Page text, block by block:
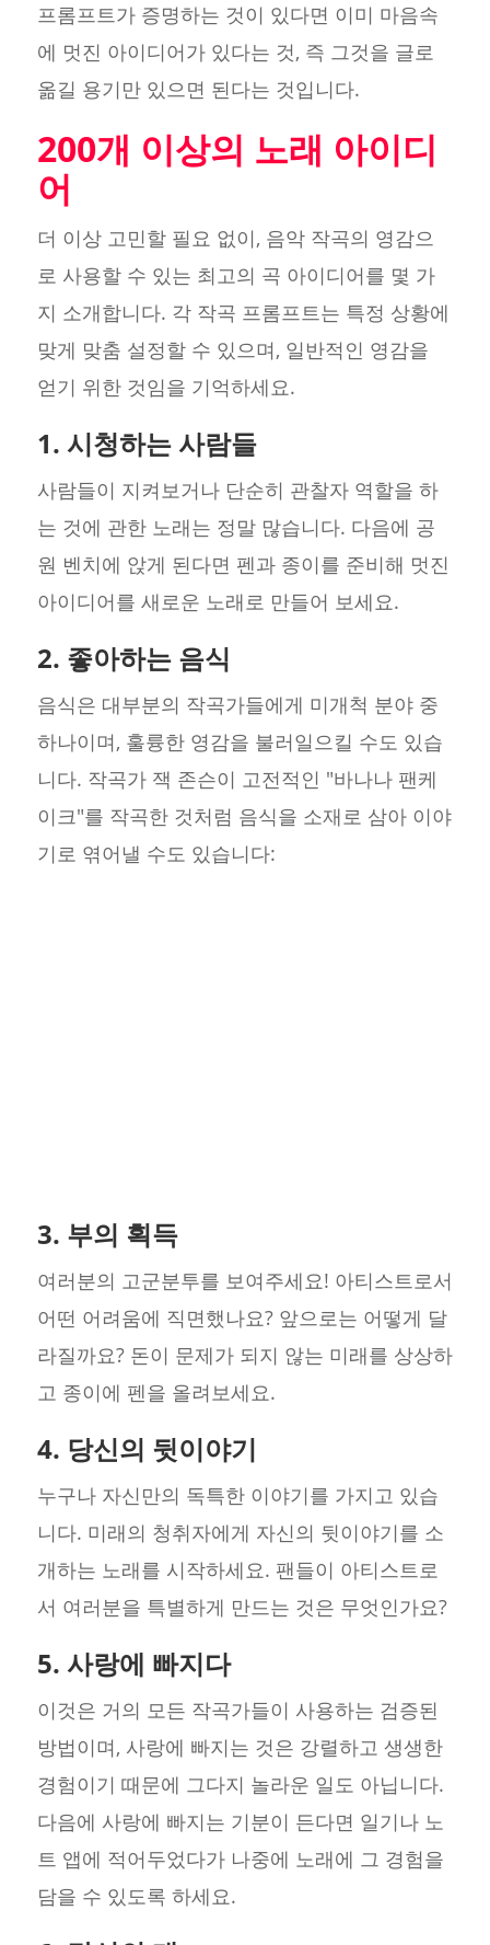
프롬프트가 증명하는 것이 있다면 이미 마음속
에 멋진 아이디어가 있다는 것, 즉 그것을 글로
옮길 용기만 있으면 된다는 것입니다.
200개 이상의 노래 아이디
어
더 이상 고민할 필요 없이, 음악 작곡의 영감으
로 사용할 수 있는 최고의 곡 아이디어를 몇 가
지 소개합니다. 각 작곡 프롬프트는 특정 상황에
맞게 맞춤 설정할 수 있으며, 일반적인 영감을
얻기 위한 것임을 기억하세요.
1. 시청하는 사람들
사람들이 지켜보거나 단순히 관찰자 역할을 하
는 것에 관한 노래는 정말 많습니다. 다음에 공
원 벤치에 앉게 된다면 펜과 종이를 준비해 멋진
아이디어를 새로운 노래로 만들어 보세요.
2. 좋아하는 음식
음식은 대부분의 작곡가들에게 미개척 분야 중
하나이며, 훌륭한 영감을 불러일으킬 수도 있습
니다. 작곡가 잭 존슨이 고전적인 "바나나 팬케
이크"를 작곡한 것처럼 음식을 소재로 삼아 이야
기로 엮어낼 수도 있습니다:
3. 부의 획득
여러분의 고군분투를 보여주세요! 아티스트로서
어떤 어려움에 직면했나요? 앞으로는 어떻게 달
라질까요? 돈이 문제가 되지 않는 미래를 상상하
고 종이에 펜을 올려보세요.
4. 당신의 뒷이야기
누구나 자신만의 독특한 이야기를 가지고 있습
니다. 미래의 청취자에게 자신의 뒷이야기를 소
개하는 노래를 시작하세요. 팬들이 아티스트로
서 여러분을 특별하게 만드는 것은 무엇인가요?
5. 사랑에 빠지다
이것은 거의 모든 작곡가들이 사용하는 검증된
방법이며, 사랑에 빠지는 것은 강렬하고 생생한
경험이기 때문에 그다지 놀라운 일도 아닙니다.
다음에 사랑에 빠지는 기분이 든다면 일기나 노
트 앱에 적어두었다가 나중에 노래에 그 경험을
담을 수 있도록 하세요.